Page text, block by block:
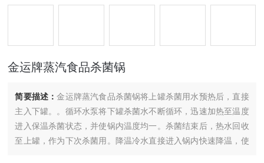
金运牌蒸汽食品杀菌锅
简要描述：金运牌蒸汽食品杀菌锅将上罐杀菌用水预热后，直接
主入下罐。。循环水泵将下罐杀菌水不断循环，迅速加热至温度
进入保温杀菌状态，并使锅内温度均一。杀菌结束后，热水回收
至上罐，作为下次杀菌用。降温冷水直接进入锅内快速降温，使